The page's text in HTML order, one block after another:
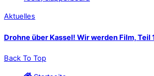
Aktuelles
Drohne über Kassel! Wir werden Film, Teil
Back To Top